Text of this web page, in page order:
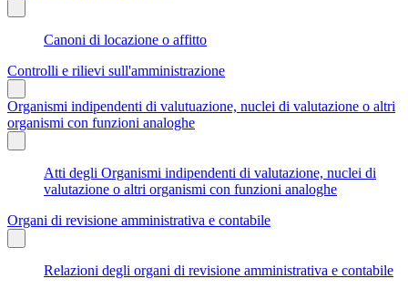
Canoni di locazione o affitto
Controlli e rilievi sull'amministrazione
Organismi indipendenti di valutuazione, nuclei di valutazione o altri
organismi con funzioni analoghe
Atti degli Organismi indipendenti di valutazione, nuclei di
valutazione o altri organismi con funzioni analoghe
Organi di revisione amministrativa e contabile
Relazioni degli organi di revisione amministrativa e contabile